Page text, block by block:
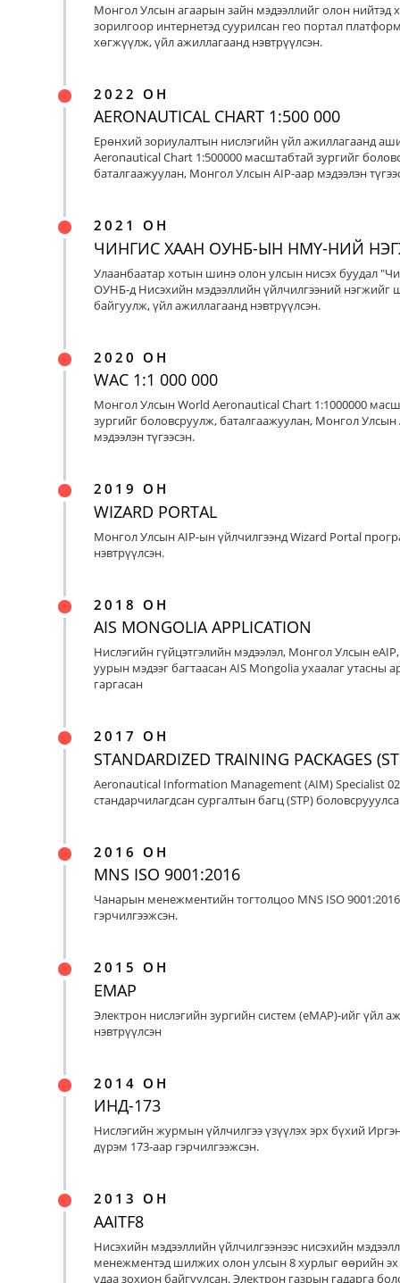
Монгол Улсын агаарын зайн мэдээллийг олон нийтэд
зорилгоор интернетэд суурилсан гео портал
хөгжүүлж, үйл ажиллагаанд нэвтрүүлсэн.
2022 ОН
AERONAUTICAL CHART 1:500 000
Ерөнхий зориулалтын нислэгийн үйл ажиллагаанд
Aeronautical Chart 1:500000 масштабтай зургийг
баталгаажуулан, Монгол Улсын AIP-аар мэдээлэн
2021 ОН
ЧИНГИС ХААН ОУНБ-ЫН НМҮ-НИЙ
Улаанбаатар хотын шинэ олон улсын нисэх буудал
ОУНБ-д Нисэхийн мэдээллийн үйлчилгээний нэгжийг
байгуулж, үйл ажиллагаанд нэвтрүүлсэн.
2020 ОН
WAC 1:1 000 000
Монгол Улсын World Aeronautical Chart 1:1000000
зургийг боловсруулж, баталгаажуулан, Монгол Улсын
мэдээлэн түгээсэн.
2019 ОН
WIZARD PORTAL
Монгол Улсын AIP-ын үйлчилгээнд Wizard Portal
нэвтрүүлсэн.
2018 ОН
AIS MONGOLIA APPLICATION
Нислэгийн гүйцэтгэлийн мэдээлэл, Монгол Улсын
уурын мэдээг багтаасан AIS Mongolia ухаалаг утасны
гаргасан
2017 ОН
STANDARDIZED TRAINING PACKAGES
Aeronautical Information Management (AIM) Specialist
стандарчилагдсан сургалтын багц (STP)
2016 ОН
MNS ISO 9001:2016
Чанарын менежментийн тогтолцоо MNS ISO
гэрчилгээжсэн.
2015 ОН
EMAP
Электрон нислэгийн зургийн систем (eMAP)-ийг үйл
нэвтрүүлсэн
2014 ОН
ИНД-173
Нислэгийн журмын үйлчилгээ үзүүлэх эрх бүхий
дүрэм 173-аар гэрчилгээжсэн.
2013 ОН
AAITF8
Нисэхийн мэдээллийн үйлчилгээнээс нисэхийн
менежментэд шилжих олон улсын 8 хурлыг өөрийн
удаа зохион байгуулсан. Электрон газрын гадарга